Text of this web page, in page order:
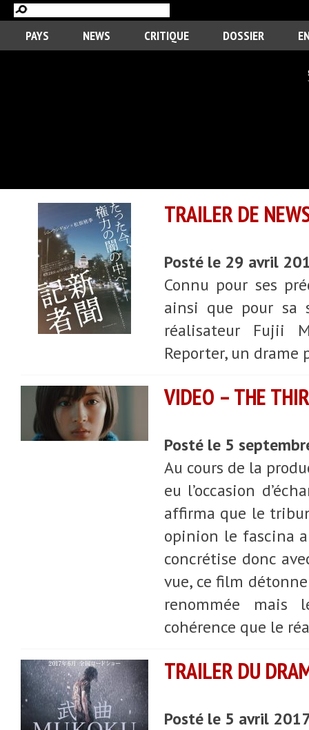
PAYS NEWS CRITIQUE DOSSIER
TRAILER DE
Posté le 29 avril
Connu pour ses
ainsi que pour sa
réalisateur Fujii
Reporter, un
VIDEO – THE
Posté le 5
Au cours de la
eu l’occasion
affirma que le
opinion le fascina
concrétise donc
vue, ce film
renommée mais
cohérence que le
TRAILER DU
Posté le 5 avril